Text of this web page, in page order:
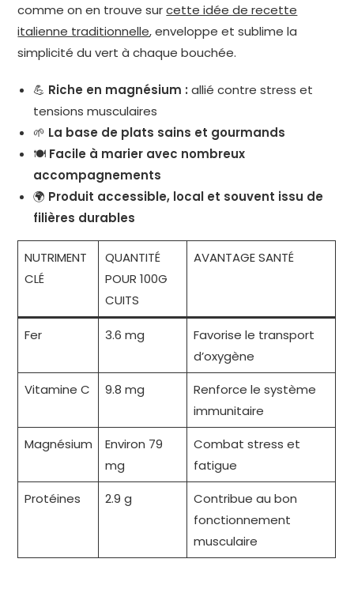
comme on en trouve surcette idée de recette
italienne traditionnelle, enveloppe et sublime la
simplicité du vert à chaque bouchée.
💪 Riche en magnésium : allié contre stress et
tensions musculaires
🌱 La base de plats sains et gourmands
🍽 Facile à marier avec nombreux
accompagnements
🌍 Produit accessible, local et souvent issu de
filières durables
NUTRIMENT
CLÉ
QUANTITÉ
POUR 100G
CUITS
AVANTAGE SANTÉ
Fer 3.6 mg
Favorise le transport
d’oxygène
Vitamine C
9.8 mg
Renforce le système
immunitaire
Magnésium
Environ 79
mg
Combat stress et
fatigue
Protéines
2.9 g
Contribue au bon
fonctionnement
musculaire